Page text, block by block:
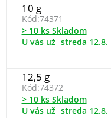
10 g
Kód:74371
> 10 ks Skladom
U vás už streda 12.8.
12,5 g
Kód:74372
> 10 ks Skladom
U vás už streda 12.8.